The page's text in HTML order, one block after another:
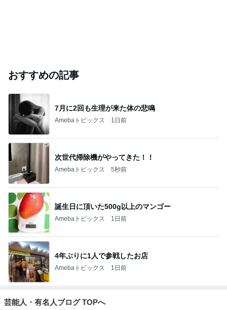
おすすめの記事
7月に2回も生理が来た体の悲鳴
Amebaトピックス 1日前
次世代掃除機がやってきた！！
Amebaトピックス 5秒前
誕生日に頂いた500g以上のマンゴー
Amebaトピックス 1日前
4年ぶりに1人で参戦したお店
Amebaトピックス 1日前
芸能人・有名人ブログ TOPへ